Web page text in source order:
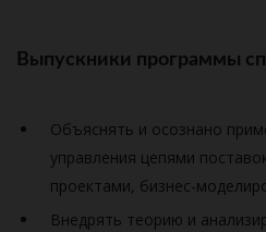
Выпускники программы
Объяснять и осознано
управления цепями
проектами, бизнес-
Внедрять теорию и